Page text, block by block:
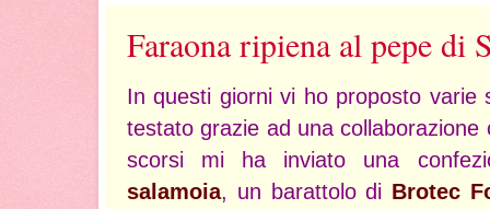
Faraona ripiena al pepe di
In questi giorni vi ho proposto varie
testato grazie ad una collaborazione
scorsi mi ha inviato una
salamoia, un barattolo di Brotec